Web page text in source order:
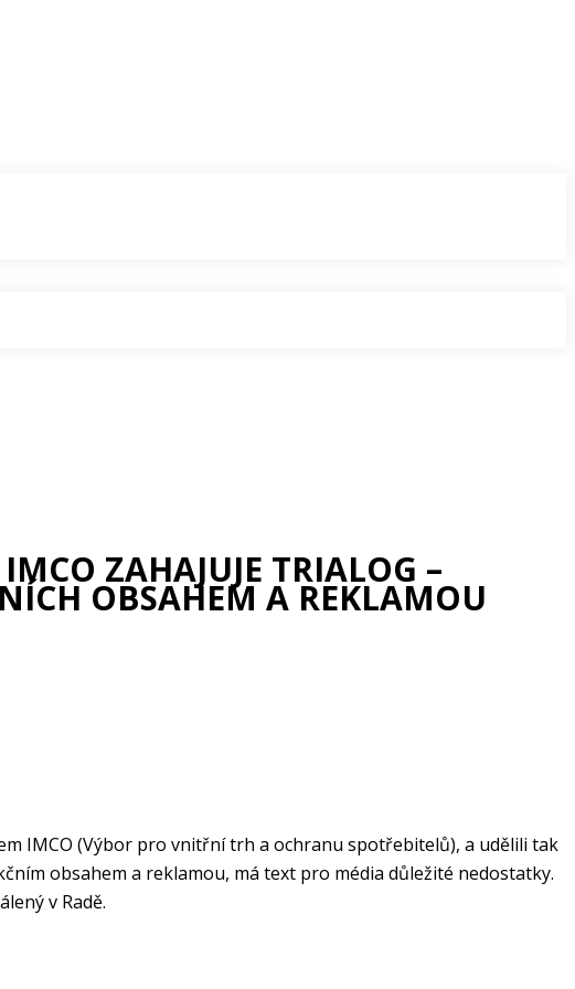
ZAHAJUJE TRIALOG –
OBSAHEM A REKLAMOU
IMCO (Výbor pro vnitřní trh a ochranu spotřebitelů), a udělili tak
obsahem a reklamou, má text pro média důležité nedostatky.
v Radě.